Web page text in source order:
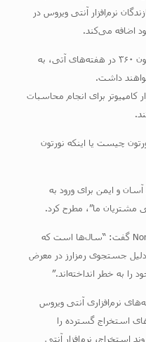
نرم‌افزار آنتی ویروس در
اضافه می‌کند.
این شرکت اعلام کرد که مشتریان نورتون ۳۶۰ در هفته‌های آتی، به
داشت.
کامپیوتر برای انجام محاسبات
چیست یا اینکه نورتون
و ایمن برای ورود به
ما”، مطرح کرد.
در یک بیانیه مطبوعاتی، Norton LifeLock گفت: “سال‌ها است که
جستجوی رمزارز در معرض
به خطر انداخته‌اند.”
نرم‌افزاری آنتی ویروس
استخراج گسترده را
استخراج، نرم‌افزار آنتی